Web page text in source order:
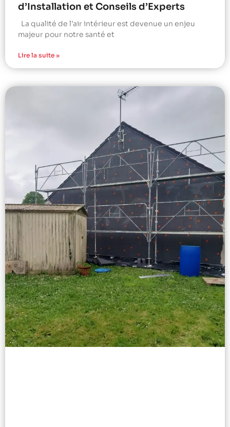
d’Installation et Conseils d’Experts
La qualité de l’air intérieur est devenue un enjeu
majeur pour notre santé et
Lire la suite »